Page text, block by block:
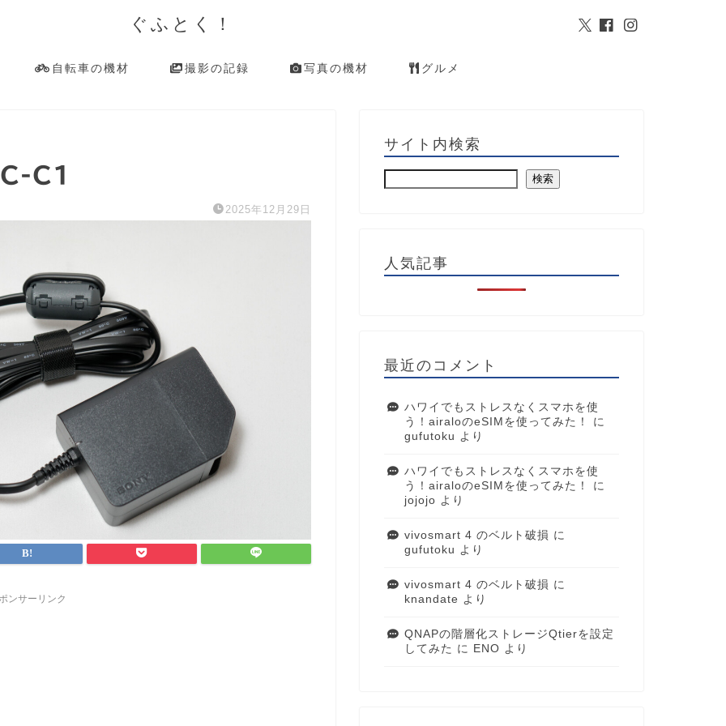
ぐふとく！
自転車の機材 撮影の記録 写真の機材 グルメ
C1
2025年12月29日
ンサーリンク
サイト内検索
検索
人気記事
最近のコメント
ハワイでもストレスなくスマホを使
う！airaloのeSIMを使ってみた！
に
gufutoku より
ハワイでもストレスなくスマホを使
う！airaloのeSIMを使ってみた！
に
jojojo より
vivosmart 4 のベルト破損 に
gufutoku より
vivosmart 4 のベルト破損 に
knandate より
QNAPの階層化ストレージQtierを設定
してみた に ENO より